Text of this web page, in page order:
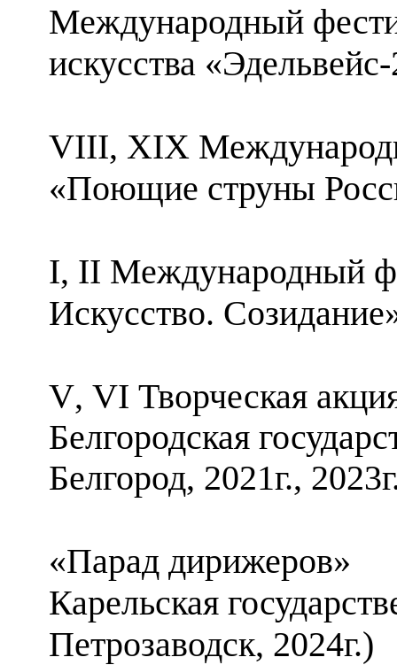
Международный
искусства
VIII, XIX
«Поющие струны
I, II Международный
Искусство.
V,VI Творческая
Белгородская
Белгород, 2021г.,
«Парад дирижеров»
Карельская
Петрозаводск, 2024г.)